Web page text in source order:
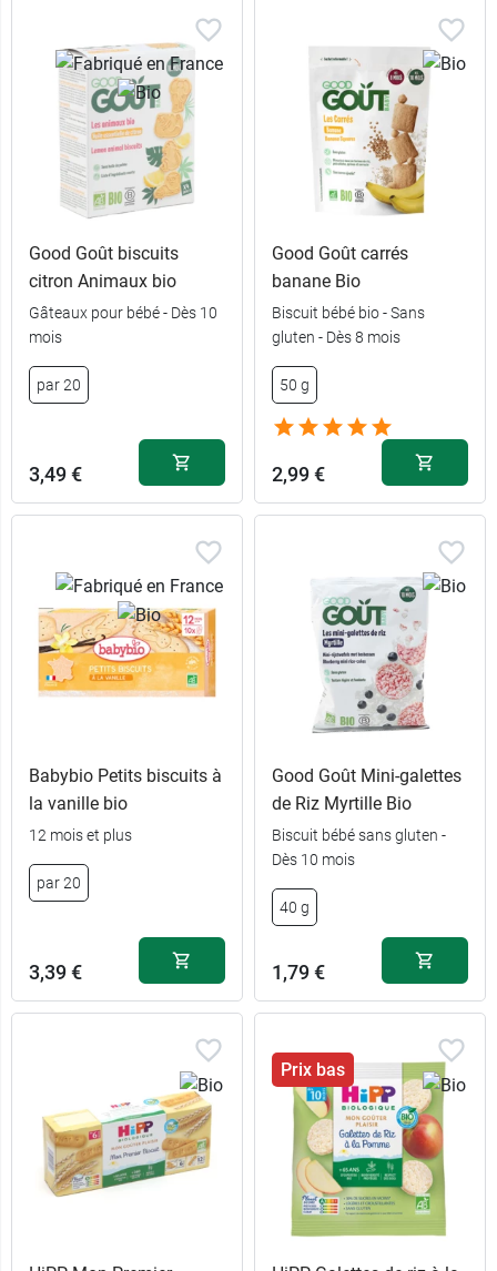
Good Goût biscuits
citron Animaux bio
Gâteaux pour bébé - Dès 10
mois
par 20
3,49 €
Good Goût carrés
banane Bio
Biscuit bébé bio - Sans
gluten - Dès 8 mois
50 g
2,99 €
Babybio Petits biscuits à
la vanille bio
12 mois et plus
par 20
3,39 €
Good Goût Mini-galettes
de Riz Myrtille Bio
Biscuit bébé sans gluten -
Dès 10 mois
40 g
1,79 €
Prix bas